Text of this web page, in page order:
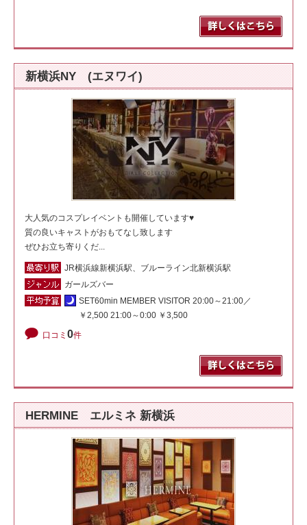
新横浜NY (エヌワイ)
大人気のコスプレイベントも開催しています♥
質の良いキャストがおもてなし致します
ぜひお立ち寄りくだ...
JR横浜線新横浜駅、ブルーライン北新横浜駅
ガールズバー
SET60min MEMBER VISITOR 20:00～21:00／
￥2,500 21:00～0:00 ￥3,500
口コミ 0件
HERMINE エルミネ 新横浜